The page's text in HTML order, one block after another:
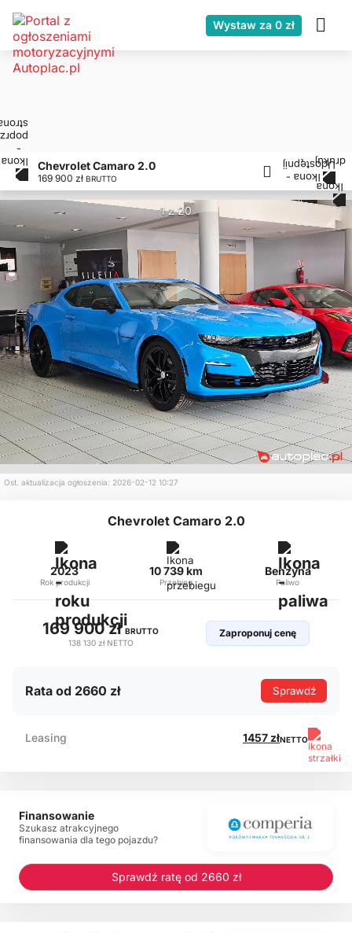
Wystaw za 0 zł
Chevrolet Camaro 2.0
169 900 zł BRUTTO
1 z 20
Ost. aktualizacja ogłoszenia: 2026-02-12 10:27
Chevrolet Camaro 2.0
2023
Rok produkcji
10 739 km
Przebieg
Benzyna
Paliwo
169 900 złBRUTTO
138 130 zł NETTO
Zaproponuj cenę
Rata od 2660 zł Sprawdź
Leasing 1457 złNETTO
Finansowanie
Szukasz atrakcyjnego
finansowania dla tego pojazdu?
Sprawdź ratę od 2660 zł